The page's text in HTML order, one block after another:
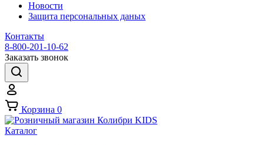
Новости
Защита персональных даных
Контакты
8-800-201-10-62
Заказать звонок
Корзина 0
Каталог